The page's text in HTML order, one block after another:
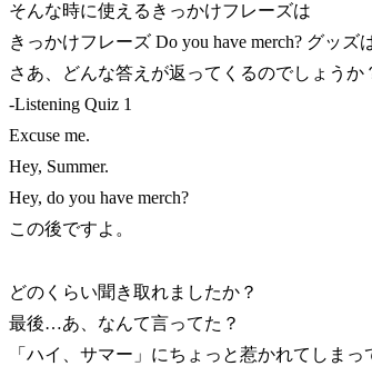
そんな時に使えるきっかけフレーズは
きっかけフレーズ Do you have merch? グッズ
さあ、どんな答えが返ってくるのでしょうか
-Listening Quiz 1
Excuse me.
Hey, Summer.
Hey, do you have merch?
この後ですよ。
どのくらい聞き取れましたか？
最後…あ、なんて言ってた？
「ハイ、サマー」にちょっと惹かれてしまっ